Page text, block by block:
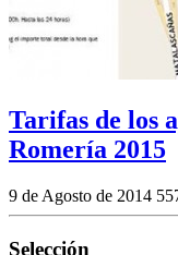
Tarifas de los
Romería 2015
9 de Agosto de 2014
Selección